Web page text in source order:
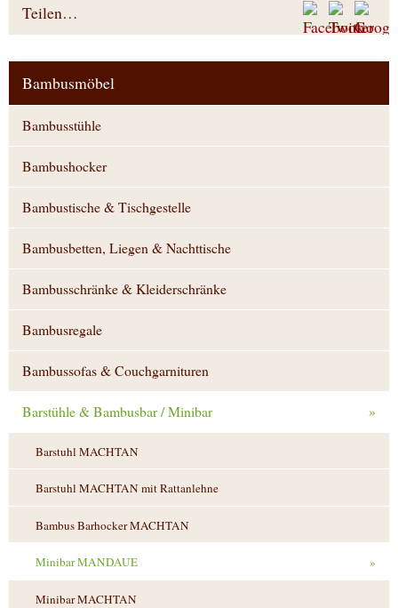
Teilen…
Bambusmöbel
Bambusstühle
Bambushocker
Bambustische & Tischgestelle
Bambusbetten, Liegen & Nachttische
Bambusschränke & Kleiderschränke
Bambusregale
Bambussofas & Couchgarnituren
Barstühle & Bambusbar / Minibar »
Barstuhl MACHTAN
Barstuhl MACHTAN mit Rattanlehne
Bambus Barhocker MACHTAN
Minibar MANDAUE »
Minibar MACHTAN